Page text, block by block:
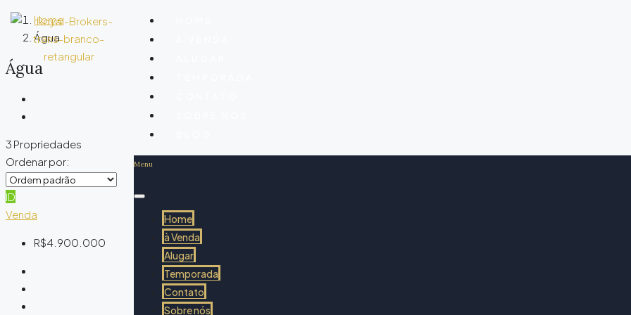
Menu
Home
à Venda
Alugar
Temporada
Contato
Sobre nós
Home
Água
Água
3 Propriedades
Ordenar por:
ID
Venda
R$4.900.000